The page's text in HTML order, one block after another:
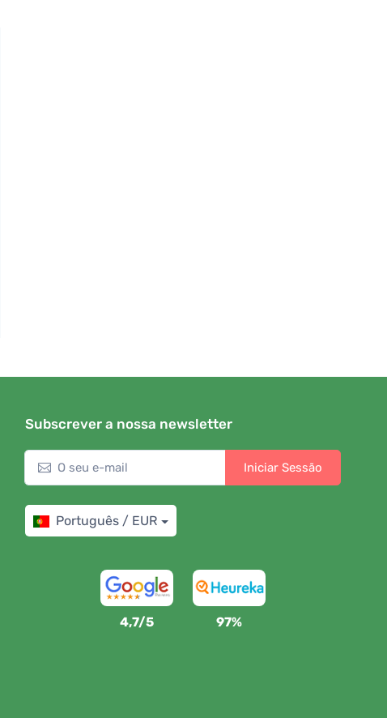
Subscrever a nossa newsletter
Iniciar Sessão
Português / EUR
4,7/5 97%